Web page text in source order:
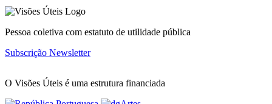
Pessoa coletiva com estatuto de utilidade pública
Subscrição Newsletter
O Visões Úteis é uma estrutura financiada